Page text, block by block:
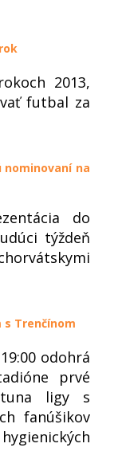
2013,
futbal za
nominovaní na
do
týždeň
Trenčínom
odohrá
prvé
ligy s
fanúšikov